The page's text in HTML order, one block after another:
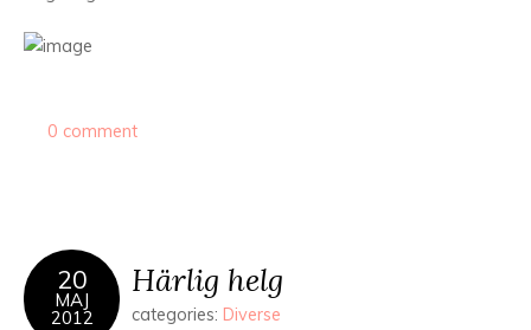
0 comment
20
MAJ
2012
Härlig helg
categories: Diverse